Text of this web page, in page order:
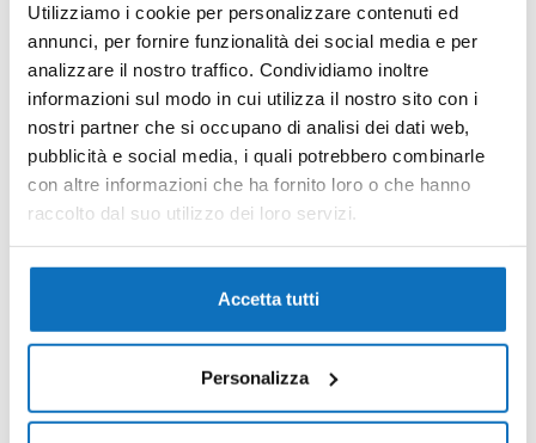
Utilizziamo i cookie per personalizzare contenuti ed
annunci, per fornire funzionalità dei social media e per
analizzare il nostro traffico. Condividiamo inoltre
informazioni sul modo in cui utilizza il nostro sito con i
nostri partner che si occupano di analisi dei dati web,
pubblicità e social media, i quali potrebbero combinarle
con altre informazioni che ha fornito loro o che hanno
raccolto dal suo utilizzo dei loro servizi.
Accetta tutti
Personalizza
Maestrale 13 apartment with swimming pool
Viale dei Tropici, Caorle, Città Metropolitana di Venezia,
Veneto, 30021, Italia
Wohnung
€350.000,00 1
17